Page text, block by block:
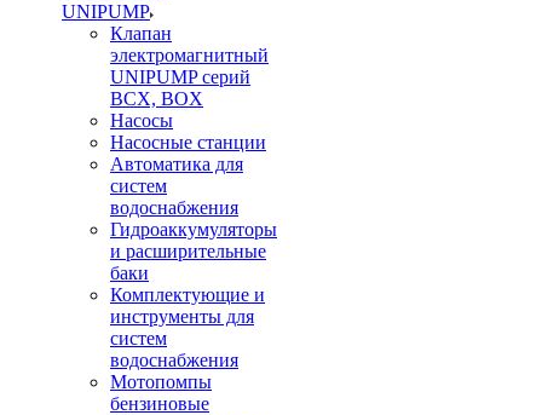
UNIPUMP
Клапан
электромагнитный
UNIPUMP серий
BCX, BOX
Насосы
Насосные станции
Автоматика для
систем
водоснабжения
Гидроаккумуляторы
и расширительные
баки
Комплектующие и
инструменты для
систем
водоснабжения
Мотопомпы
бензиновые